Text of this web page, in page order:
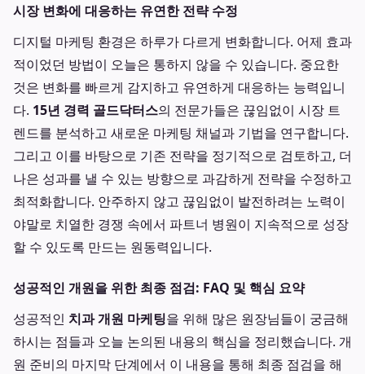
시장 변화에 대응하는 유연한 전략 수정
디지털 마케팅 환경은 하루가 다르게 변화합니다. 어제 효과
적이었던 방법이 오늘은 통하지 않을 수 있습니다. 중요한
것은 변화를 빠르게 감지하고 유연하게 대응하는 능력입니
다. 15년 경력 골드닥터스의 전문가들은 끊임없이 시장 트
렌드를 분석하고 새로운 마케팅 채널과 기법을 연구합니다.
그리고 이를 바탕으로 기존 전략을 정기적으로 검토하고, 더
나은 성과를 낼 수 있는 방향으로 과감하게 전략을 수정하고
최적화합니다. 안주하지 않고 끊임없이 발전하려는 노력이
야말로 치열한 경쟁 속에서 파트너 병원이 지속적으로 성장
할 수 있도록 만드는 원동력입니다.
성공적인 개원을 위한 최종 점검: FAQ 및 핵심 요약
성공적인 치과 개원 마케팅을 위해 많은 원장님들이 궁금해
하시는 점들과 오늘 논의된 내용의 핵심을 정리했습니다. 개
원 준비의 마지막 단계에서 이 내용을 통해 최종 점검을 해